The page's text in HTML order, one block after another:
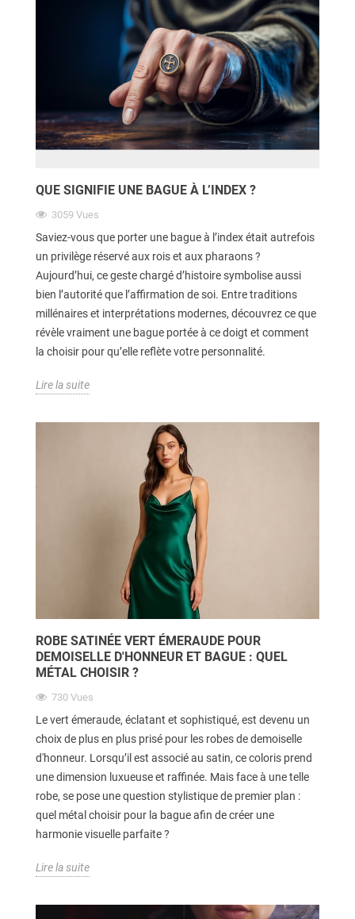
QUE SIGNIFIE UNE BAGUE À L’INDEX ?
3059 Vues
Saviez-vous que porter une bague à l’index était autrefois
un privilège réservé aux rois et aux pharaons ?
Aujourd’hui, ce geste chargé d’histoire symbolise aussi
bien l’autorité que l’affirmation de soi. Entre traditions
millénaires et interprétations modernes, découvrez ce que
révèle vraiment une bague portée à ce doigt et comment
la choisir pour qu’elle reflète votre personnalité.
Lire la suite
ROBE SATINÉE VERT ÉMERAUDE POUR
DEMOISELLE D'HONNEUR ET BAGUE : QUEL
MÉTAL CHOISIR ?
730 Vues
Le vert émeraude, éclatant et sophistiqué, est devenu un
choix de plus en plus prisé pour les robes de demoiselle
d'honneur. Lorsqu’il est associé au satin, ce coloris prend
une dimension luxueuse et raffinée. Mais face à une telle
robe, se pose une question stylistique de premier plan :
quel métal choisir pour la bague afin de créer une
harmonie visuelle parfaite ?
Lire la suite